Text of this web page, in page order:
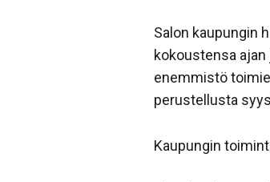
Salon kaupungin
kokoustensa
enemmistö
perustellusta
Kaupungin